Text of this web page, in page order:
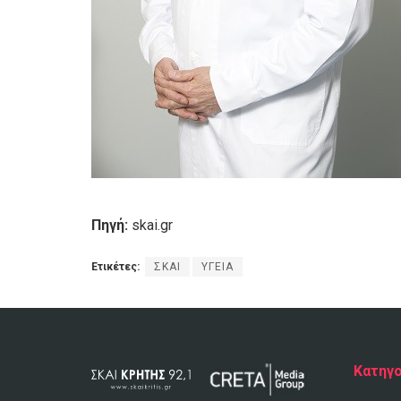
Πηγή: skai.gr
Ετικέτες: ΣΚΑΙ ΥΓΕΙΑ